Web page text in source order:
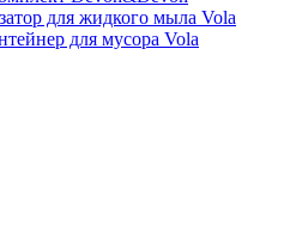
для жидкого мыла Vola
для мусора Vola